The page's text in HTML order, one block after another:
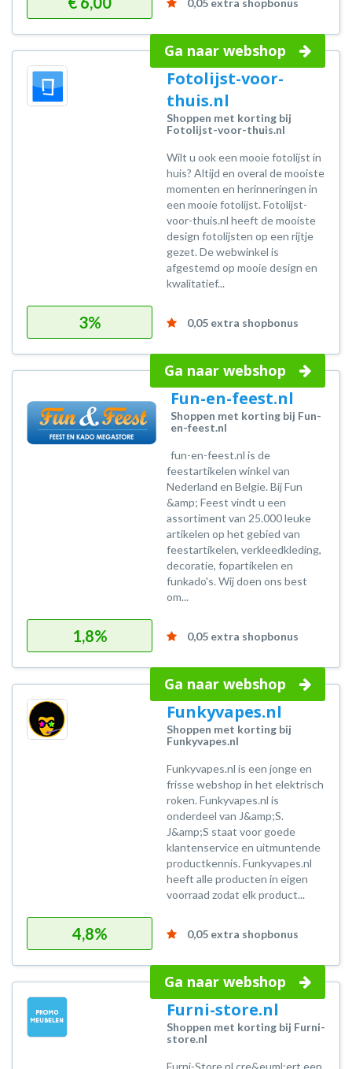
0,05 extra shopbonus
Ga naar webshop
Fotolijst-voor-
thuis.nl
Shoppen met korting bij
Fotolijst-voor-thuis.nl
Wilt u ook een mooie fotolijst in
huis? Altijd en overal de mooiste
momenten en herinneringen in
een mooie fotolijst. Fotolijst-
voor-thuis.nl heeft de mooiste
design fotolijsten op een rijtje
gezet. De webwinkel is
afgestemd op mooie design en
kwalitatief...
3% 0,05 extra shopbonus
Ga naar webshop
Fun-en-feest.nl
Shoppen met korting bij Fun-
en-feest.nl
fun-en-feest.nl is de
feestartikelen winkel van
Nederland en Belgie. Bij Fun
&amp; Feest vindt u een
assortiment van 25.000 leuke
artikelen op het gebied van
feestartikelen, verkleedkleding,
decoratie, fopartikelen en
funkado's. Wij doen ons best
om...
1,8% 0,05 extra shopbonus
Ga naar webshop
Funkyvapes.nl
Shoppen met korting bij
Funkyvapes.nl
Funkyvapes.nl is een jonge en
frisse webshop in het elektrisch
roken. Funkyvapes.nl is
onderdeel van J&amp;S.
J&amp;S staat voor goede
klantenservice en uitmuntende
productkennis. Funkyvapes.nl
heeft alle producten in eigen
voorraad zodat elk product...
4,8% 0,05 extra shopbonus
Ga naar webshop
Furni-store.nl
Shoppen met korting bij Furni-
store.nl
Furni-Store.nl cre&euml;ert een